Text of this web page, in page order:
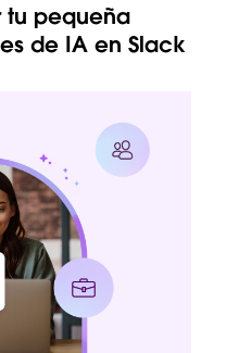
pequeña
de IA en Slack